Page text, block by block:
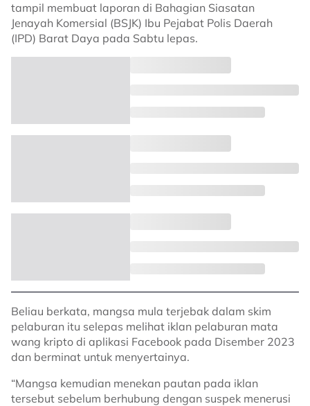
tampil membuat laporan di Bahagian Siasatan
Jenayah Komersial (BSJK) Ibu Pejabat Polis Daerah
(IPD) Barat Daya pada Sabtu lepas.
Beliau berkata, mangsa mula terjebak dalam skim
pelaburan itu selepas melihat iklan pelaburan mata
wang kripto di aplikasi Facebook pada Disember 2023
dan berminat untuk menyertainya.
“Mangsa kemudian menekan pautan pada iklan
tersebut sebelum berhubung dengan suspek menerusi